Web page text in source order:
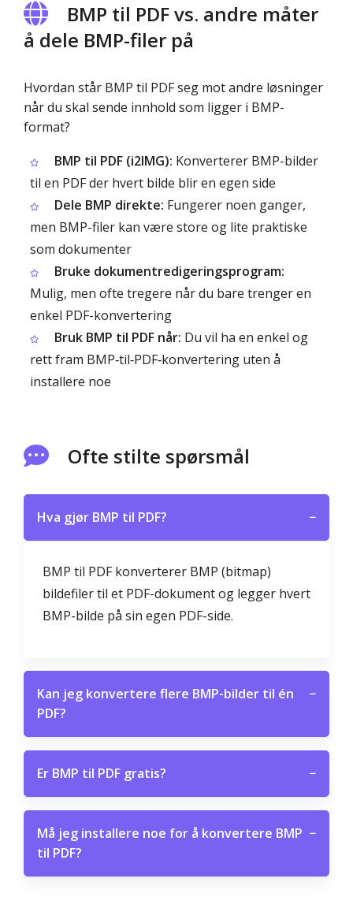
BMP til PDF vs. andre måter
å dele BMP-filer på
Hvordan står BMP til PDF seg mot andre løsninger
når du skal sende innhold som ligger i BMP-
format?
BMP til PDF (i2IMG): Konverterer BMP-bilder
til en PDF der hvert bilde blir en egen side
Dele BMP direkte: Fungerer noen ganger,
men BMP-filer kan være store og lite praktiske
som dokumenter
Bruke dokumentredigeringsprogram:
Mulig, men ofte tregere når du bare trenger en
enkel PDF-konvertering
Bruk BMP til PDF når: Du vil ha en enkel og
rett fram BMP‑til‑PDF‑konvertering uten å
installere noe
Ofte stilte spørsmål
Hva gjør BMP til PDF? −
BMP til PDF konverterer BMP (bitmap)
bildefiler til et PDF-dokument og legger hvert
BMP-bilde på sin egen PDF-side.
Kan jeg konvertere flere BMP-bilder til én
PDF?
−
Er BMP til PDF gratis? −
Må jeg installere noe for å konvertere BMP
til PDF?
−